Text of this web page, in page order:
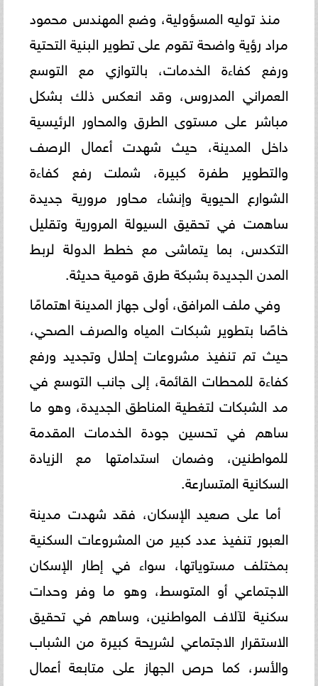
منذ توليه المسؤولية، وضع المهندس محمود
مراد رؤية واضحة تقوم على تطوير البنية التحتية
ورفع كفاءة الخدمات، بالتوازي مع التوسع
العمراني المدروس، وقد انعكس ذلك بشكل
مباشر على مستوى الطرق والمحاور الرئيسية
داخل المدينة، حيث شهدت أعمال الرصف
والتطوير طفرة كبيرة، شملت رفع كفاءة
الشوارع الحيوية وإنشاء محاور مرورية جديدة
ساهمت في تحقيق السيولة المرورية وتقليل
التكدس، بما يتماشى مع خطط الدولة لربط
المدن الجديدة بشبكة طرق قومية حديثة.
وفي ملف المرافق، أولى جهاز المدينة اهتمامًا
خاصًا بتطوير شبكات المياه والصرف الصحي،
حيث تم تنفيذ مشروعات إحلال وتجديد ورفع
كفاءة للمحطات القائمة، إلى جانب التوسع في
مد الشبكات لتغطية المناطق الجديدة، وهو ما
ساهم في تحسين جودة الخدمات المقدمة
للمواطنين، وضمان استدامتها مع الزيادة
السكانية المتسارعة.
أما على صعيد الإسكان، فقد شهدت مدينة
العبور تنفيذ عدد كبير من المشروعات السكنية
بمختلف مستوياتها، سواء في إطار الإسكان
الاجتماعي أو المتوسط، وهو ما وفر وحدات
سكنية لآلاف المواطنين، وساهم في تحقيق
الاستقرار الاجتماعي لشريحة كبيرة من الشباب
والأسر، كما حرص الجهاز على متابعة أعمال